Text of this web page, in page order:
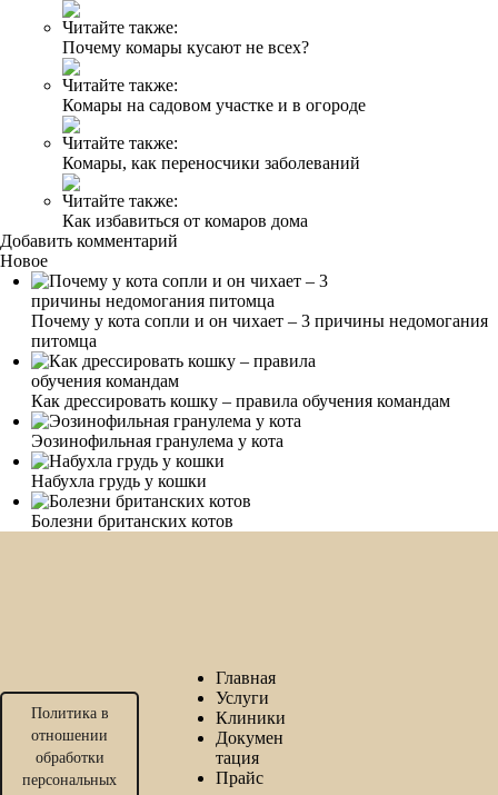
Читайте также:
Почему комары кусают не всех?
Читайте также:
Комары на садовом участке и в огороде
Читайте также:
Комары, как переносчики заболеваний
Читайте также:
Как избавиться от комаров дома
Добавить комментарий
Новое
Почему у кота сопли и он чихает – 3 причины недомогания
питомца
Как дрессировать кошку – правила обучения командам
Эозинофильная гранулема у кота
Набухла грудь у кошки
Болезни британских котов
Политика в
отношении
обработки
персональных
Главная
Услуги
Клиники
Докумен
тация
Прайс